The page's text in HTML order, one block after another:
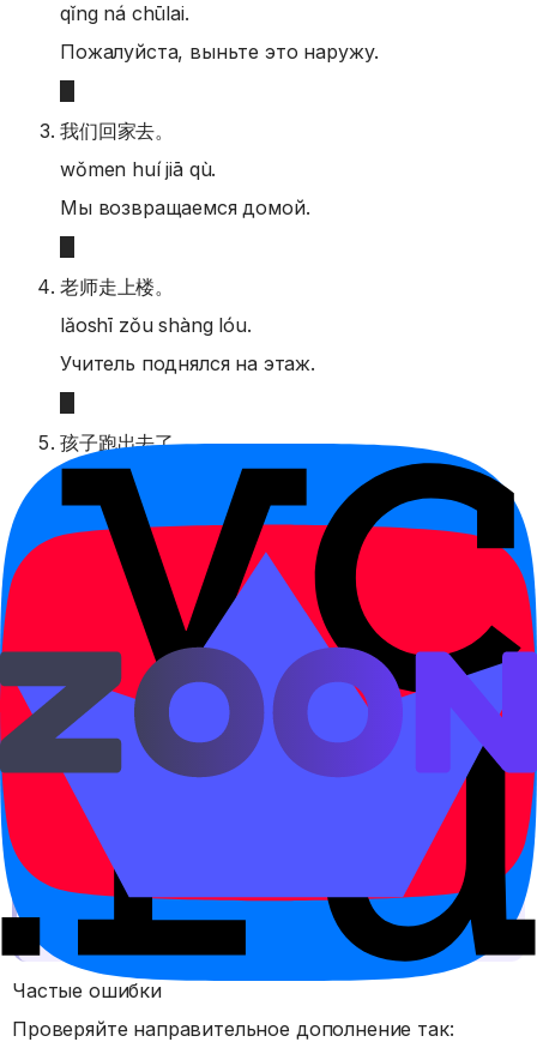
qǐng ná chūlai.
Пожалуйста, выньте это наружу.
我们回家去。
wǒmen huí jiā qù.
Мы возвращаемся домой.
老师走上楼。
lǎoshī zǒu shàng lóu.
Учитель поднялся на этаж.
孩子跑出去了。
háizi pǎo chūqù le.
Ребёнок выбежал наружу.
请把书带回来。
qǐng bǎ shū dài huílai.
Пожалуйста, принесите книгу обратно.
Правило
В китайском направление часто выражается внутри
глагольной фразы. Русский перевод может быть
одним глаголом: 走进 — войти, 拿出 — вынуть, 回来 —
вернуться сюда.
Частые ошибки
Проверяйте направительное дополнение так: